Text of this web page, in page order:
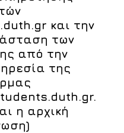
και την
των
από την
της
η αρχική